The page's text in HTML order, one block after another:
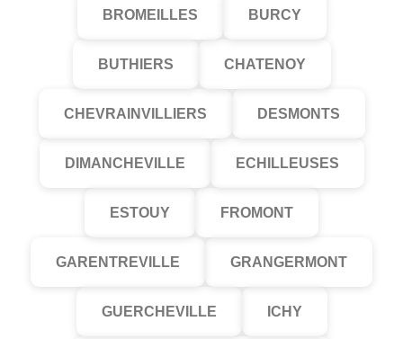
BROMEILLES BURCY
BUTHIERS CHATENOY
CHEVRAINVILLIERS DESMONTS
DIMANCHEVILLE ECHILLEUSES
ESTOUY FROMONT
GARENTREVILLE GRANGERMONT
GUERCHEVILLE ICHY